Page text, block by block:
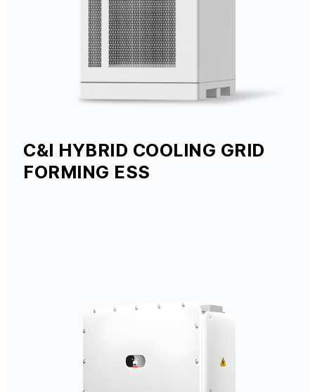
C&I HYBRID COOLING GRID
FORMING ESS